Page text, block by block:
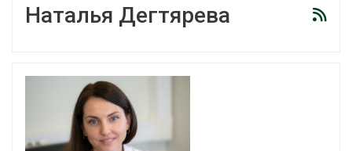
Наталья Дегтярева